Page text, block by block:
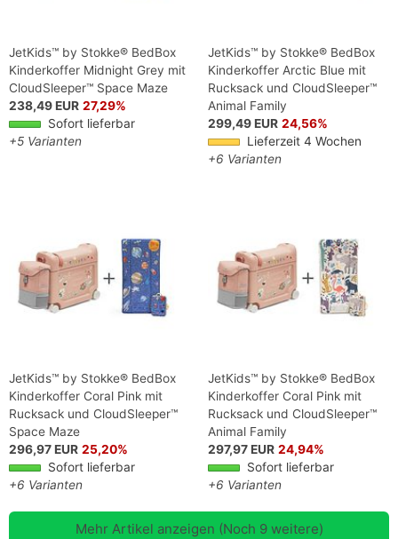
JetKids™ by Stokke® BedBox
Kinderkoffer Midnight Grey mit
CloudSleeper™ Space Maze
238,49 EUR 27,29%
Sofort lieferbar
+5 Varianten
JetKids™ by Stokke® BedBox
Kinderkoffer Arctic Blue mit
Rucksack und CloudSleeper™
Animal Family
299,49 EUR 24,56%
Lieferzeit 4 Wochen
+6 Varianten
JetKids™ by Stokke® BedBox
Kinderkoffer Coral Pink mit
Rucksack und CloudSleeper™
Space Maze
296,97 EUR 25,20%
Sofort lieferbar
+6 Varianten
JetKids™ by Stokke® BedBox
Kinderkoffer Coral Pink mit
Rucksack und CloudSleeper™
Animal Family
297,97 EUR 24,94%
Sofort lieferbar
+6 Varianten
Mehr Artikel anzeigen (Noch 9 weitere)